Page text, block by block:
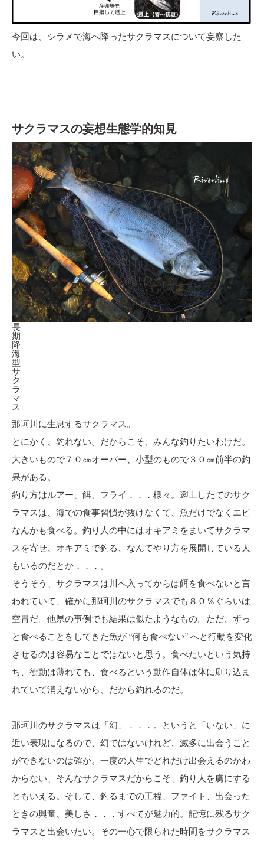
今回は、シラメで海へ降ったサクラマスについて妄察した
い。
サクラマスの妄想生態学的知見
長
期
降
海
型
サ
ク
ラ
マ
ス
那珂川に生息するサクラマス。
とにかく、釣れない。だからこそ、みんな釣りたいわけだ。
大きいもので７０㎝オーバー、小型のもので３０㎝前半の釣
果がある。
釣り方はルアー、餌、フライ．．．様々。遡上したてのサク
ラマスは、海での食事習慣が抜けなくて、魚だけでなくエビ
なんかも食べる。釣り人の中にはオキアミをまいてサクラマ
スを寄せ、オキアミで釣る、なんてやり方を展開している人
もいるのだとか．．．。
そうそう、サクラマスは川へ入ってからは餌を食べないと言
われていて、確かに那珂川のサクラマスでも８０％ぐらいは
空胃だ。他県の事例でも結果は似たようなもの。ただ、ずっ
と食べることをしてきた魚が “何も食べない” へと行動を変化
させるのは容易なことではないと思う。食べたいという気持
ち、衝動は薄れても、食べるという動作自体は体に刷り込ま
れていて消えないから、だから釣れるのだ。
那珂川のサクラマスは「幻」．．．。というと「いない」に
近い表現になるので、幻ではないけれど、滅多に出会うこと
ができないのは確か。一度の人生でどれだけ出会えるのかわ
からない、そんなサクラマスだからこそ、釣り人を虜にする
ともいえる。そして、釣るまでの工程、ファイト、出会った
ときの興奮、美しさ．．．すべてが魅力的。記憶に残るサク
ラマスと出会いたい。その一心で限られた時間をサクラマス